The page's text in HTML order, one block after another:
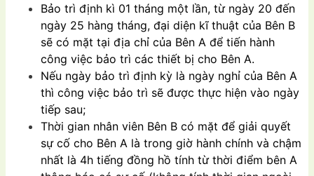
Bảo trì định kì 01 tháng một lần, từ ngày 20 đến
ngày 25 hàng tháng, đại diện kĩ thuật của Bên B
sẽ có mặt tại địa chỉ của Bên A để tiến hành
công việc bảo trì các thiết bị cho Bên A.
Nếu ngày bảo trì định kỳ là ngày nghỉ của Bên A
thì công việc bảo trì sẽ được thực hiện vào ngày
tiếp sau;
Thời gian nhân viên Bên B có mặt để giải quyết
sự cố cho Bên A là trong giờ hành chính và chậm
nhất là 4h tiếng đồng hồ tính từ thời điểm bên A